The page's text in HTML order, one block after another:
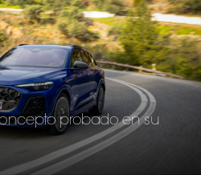
probado en su